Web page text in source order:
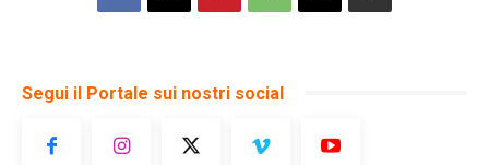
Segui il Portale sui nostri social